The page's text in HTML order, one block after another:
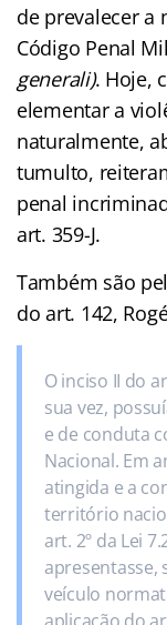
de prevalecer a
Código Penal
generali). Hoje,
elementar a
naturalmente,
tumulto,
penal
art. 359-J.
Também são
do art. 142,
O inciso II do
sua vez,
e de conduta
Nacional. Em
atingida e a
território
art. 2º da Lei
apresentasse,
veículo